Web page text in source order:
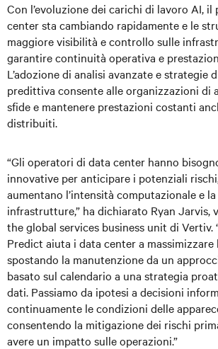
Con l’evoluzione dei carichi di lavoro AI, il
center sta cambiando rapidamente e le
maggiore visibilità e controllo sulle
garantire continuità operativa e
L’adozione di analisi avanzate e strategie
predittiva consente alle organizzazioni di
sfide e mantenere prestazioni costanti
distribuiti.
“Gli operatori di data center hanno
innovative per anticipare i potenziali
aumentano l’intensità computazionale e
infrastrutture,” ha dichiarato Ryan Jarvis,
the global services business unit di Vertiv.
Predict aiuta i data center a massimizzare
spostando la manutenzione da un
basato sul calendario a una strategia
dati. Passiamo da ipotesi a decisioni
continuamente le condizioni delle
consentendo la mitigazione dei rischi
avere un impatto sulle operazioni.”